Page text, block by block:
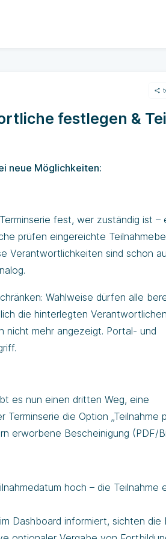
festlegen &
neue Möglichkeiten:
fest, wer zuständig ist –
prüfen eingereichte
Verantwortlichkeiten sind schon
Wahlweise dürfen alle
die hinterlegten
nicht mehr angezeigt. Portal- und
es nun einen dritten Weg, eine
die Option „Teilnahme
erworbene Bescheinigung (PDF/
hoch – die Teilnahme
Dashboard informiert, sichten die